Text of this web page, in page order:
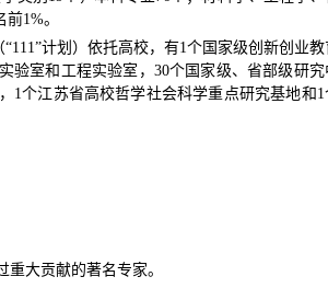
1%。
计划）依托高校，有1个国家级创新创业教
验室和工程实验室，30个国家级、省部级研究
1个江苏省高校哲学社会科学重点研究基地和1
大贡献的著名专家。